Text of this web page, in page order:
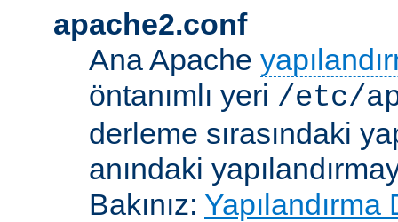
apache2.conf
Ana Apache
öntanımlı yeri /etc/
derleme sırasındaki
anındaki
Bakınız: Yapılandırma